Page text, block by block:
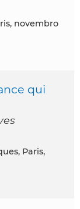
qui
Paris,